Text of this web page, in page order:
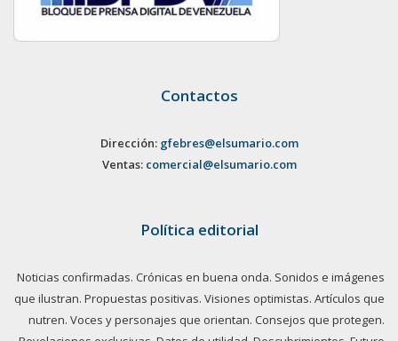
Contactos
Dirección: gfebres@elsumario.com
Ventas: comercial@elsumario.com
Política editorial
Noticias confirmadas. Crónicas en buena onda. Sonidos e imágenes
que ilustran. Propuestas positivas. Visiones optimistas. Artículos que
nutren. Voces y personajes que orientan. Consejos que protegen.